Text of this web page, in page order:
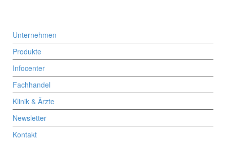
Unternehmen
Produkte
Infocenter
Fachhandel
Klinik & Ärzte
Newsletter
Kontakt